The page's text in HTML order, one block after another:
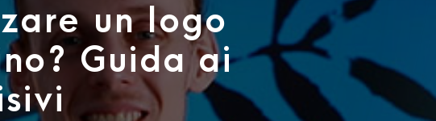
un logo
Guida ai